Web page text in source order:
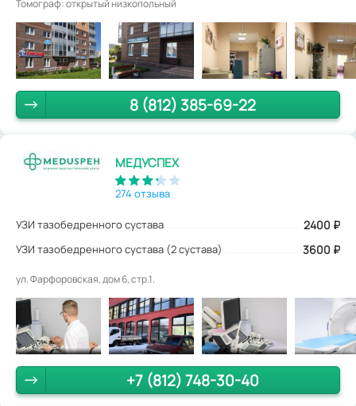
Томограф: открытый низкопольный
8 (812) 385-69-22
МЕДУСПЕХ
274 отзыва
УЗИ тазобедренного сустава 2400 ₽
УЗИ тазобедренного сустава (2 сустава) 3600 ₽
ул. Фарфоровская, дом 6, стр.1.
+7 (812) 748-30-40